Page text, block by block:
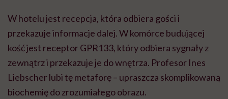
W hotelu jest recepcja, która odbiera gości i
przekazuje informacje dalej. W komórce budującej
kość jest receptor GPR133, który odbiera sygnały z
zewnątrz i przekazuje je do wnętrza. Profesor Ines
Liebscher lubi tę metaforę – upraszcza skomplikowaną
biochemię do zrozumiałego obrazu.